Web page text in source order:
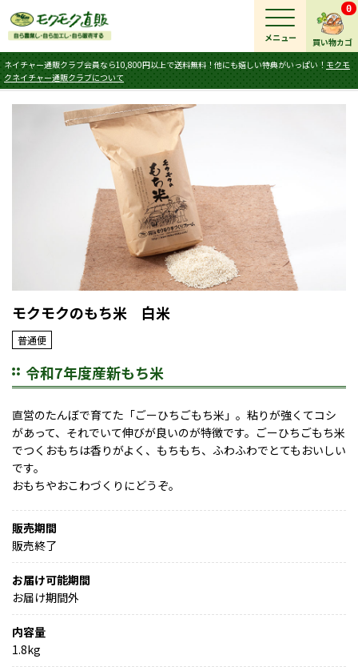
買い物カゴ
0
ネイチャー通販クラブ会員なら10,800円以上で送料無料！他にも嬉しい特典がいっぱい！ モクモ
クネイチャー通販クラブについて
メニュー
モクモクのもち米 白米
普通便
令和7年度産新もち米
直営のたんぼで育てた「ごーひちごもち米」。粘りが強くてコシ
があって、それでいて伸びが良いのが特徴です。ごーひちごもち米
でつくおもちは香りがよく、もちもち、ふわふわでとてもおいしい
です。
おもちやおこわづくりにどうぞ。
販売期間
販売終了
お届け可能期間
お届け期間外
内容量
1.8kg